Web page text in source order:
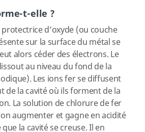
t-elle ?
d’oxyde (ou couche
sur la surface du métal se
alors céder des électrons. Le
au niveau du fond de la
Les ions fer se diffusent
de la cavité où ils forment de la
La solution de chlorure de fer
augmenter et gagne en acidité
la cavité se creuse. Il en